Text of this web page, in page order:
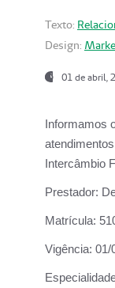
Texto:
Design:
01 de abril,
Informamos
Intercâmbio
Prestador:
Matrícula:
Vigência: 01/